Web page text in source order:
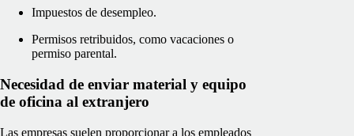
Impuestos de desempleo.
Permisos retribuidos, como vacaciones o
permiso parental.
Necesidad de enviar material y equipo
de oficina al extranjero
Las empresas suelen proporcionar a los empleados